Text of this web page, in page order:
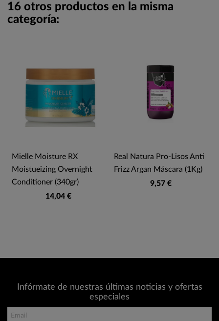
16 otros productos en la misma
categoría:
Mielle Moisture RX
Moistueizing Overnight
Conditioner (340gr)
14,04 €
Real Natura Pro-Lisos Anti
Frizz Argan Máscara (1Kg)
9,57 €
Infórmate de nuestras últimas noticias y ofertas
especiales